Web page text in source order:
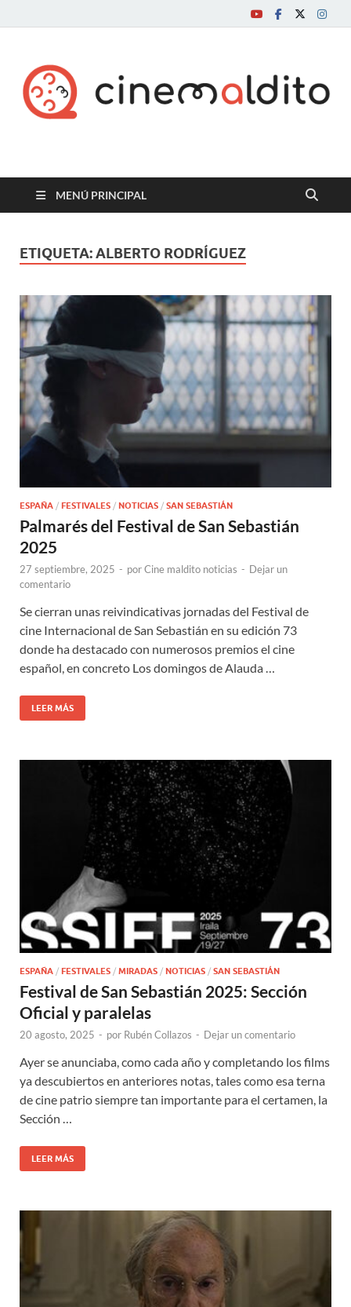
Cine maldito
MENÚ PRINCIPAL
ETIQUETA:ALBERTO RODRÍGUEZ
ESPAÑA / FESTIVALES / NOTICIAS / SAN SEBASTIÁN
Palmarés del Festival de San Sebastián
2025
27 septiembre, 2025 - porCine maldito noticias - Dejar un
comentario
Se cierran unas reivindicativas jornadas del Festival de
cine Internacional de San Sebastián en su edición 73
donde ha destacado con numerosos premios el cine
español, en concreto Los domingos de Alauda …
LEER MÁS
ESPAÑA / FESTIVALES / MIRADAS / NOTICIAS / SAN SEBASTIÁN
Festival de San Sebastián 2025: Sección
Oficial y paralelas
20 agosto, 2025 - por Rubén Collazos - Dejar un comentario
Ayer se anunciaba, como cada año y completando los films
ya descubiertos en anteriores notas, tales como esa terna
de cine patrio siempre tan importante para el certamen, la
Sección …
LEER MÁS